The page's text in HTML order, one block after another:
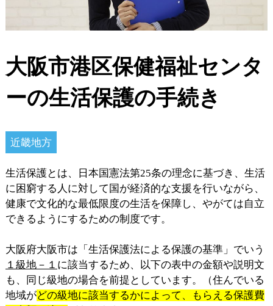
大阪市港区保健福祉センタ
ーの生活保護の手続き
近畿地方
生活保護とは、日本国憲法第25条の理念に基づき、生活
に困窮する人に対して国が経済的な支援を行いながら、
健康で文化的な最低限度の生活を保障し、やがては自立
できるようにするための制度です。
大阪府大阪市は「生活保護法による保護の基準」でいう
１級地－１ に該当するため、以下の表中の金額や説明文
も、同じ級地の場合を前提としています。（住んでいる
地域がどの級地に該当するかによって、もらえる保護費